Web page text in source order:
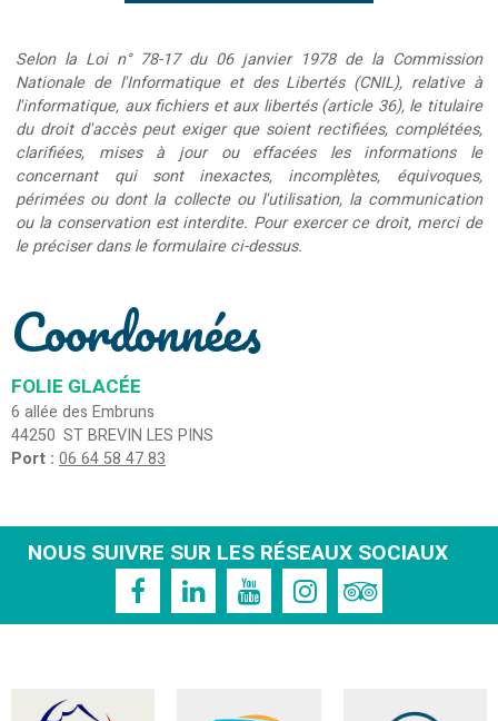
Selon la Loi n° 78-17 du 06 janvier 1978 de la Commission
Nationale de l'Informatique et des Libertés (CNIL), relative à
l'informatique, aux fichiers et aux libertés (article 36), le titulaire
du droit d'accès peut exiger que soient rectifiées, complétées,
clarifiées, mises à jour ou effacées les informations le
concernant qui sont inexactes, incomplètes, équivoques,
périmées ou dont la collecte ou l'utilisation, la communication
ou la conservation est interdite. Pour exercer ce droit, merci de
le préciser dans le formulaire ci-dessus.
Coordonnées
FOLIE GLACÉE
6 allée des Embruns
44250 ST BREVIN LES PINS
Port : 06 64 58 47 83
NOUS SUIVRE SUR LES RÉSEAUX SOCIAUX